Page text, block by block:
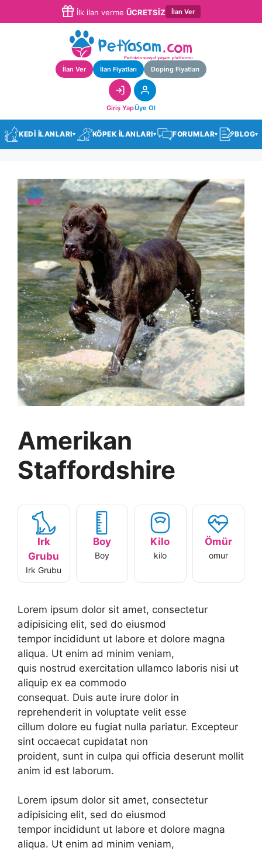
İlk ilan verme ÜCRETSİZ İlan Ver
İlan Ver İlan Fiyatları Doping Fiyatları
Giriş YapÜye Ol
KEDİ İLANLARI▾ KÖPEK İLANLARI▾ FORUMLAR▾ BLOG▾
Amerikan
Staffordshire
Irk
Grubu
Irk Grubu
Boy
Boy
Kilo
kilo
Ömür
omur
Lorem ipsum dolor sit amet, consectetur
adipisicing elit, sed do eiusmod
tempor incididunt ut labore et dolore magna
aliqua. Ut enim ad minim veniam,
quis nostrud exercitation ullamco laboris nisi ut
aliquip ex ea commodo
consequat. Duis aute irure dolor in
reprehenderit in voluptate velit esse
cillum dolore eu fugiat nulla pariatur. Excepteur
sint occaecat cupidatat non
proident, sunt in culpa qui officia deserunt mollit
anim id est laborum.
Lorem ipsum dolor sit amet, consectetur
adipisicing elit, sed do eiusmod
tempor incididunt ut labore et dolore magna
aliqua. Ut enim ad minim veniam,